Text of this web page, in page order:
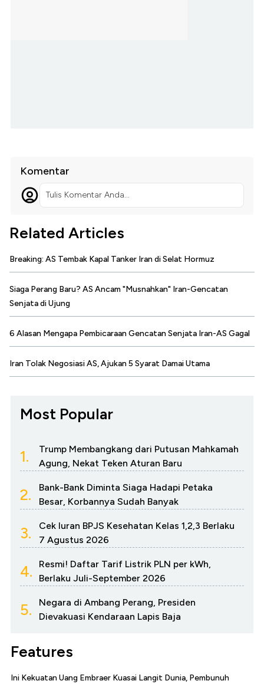
Komentar
Tulis Komentar Anda...
Related Articles
Breaking: AS Tembak Kapal Tanker Iran di Selat Hormuz
Siaga Perang Baru? AS Ancam "Musnahkan" Iran-Gencatan
Senjata di Ujung
6 Alasan Mengapa Pembicaraan Gencatan Senjata Iran-AS Gagal
Iran Tolak Negosiasi AS, Ajukan 5 Syarat Damai Utama
Most Popular
1.
Trump Membangkang dari Putusan Mahkamah
Agung, Nekat Teken Aturan Baru
2.
Bank-Bank Diminta Siaga Hadapi Petaka
Besar, Korbannya Sudah Banyak
3.
Cek Iuran BPJS Kesehatan Kelas 1,2,3 Berlaku
7 Agustus 2026
4.
Resmi! Daftar Tarif Listrik PLN per kWh,
Berlaku Juli-September 2026
5.
Negara di Ambang Perang, Presiden
Dievakuasi Kendaraan Lapis Baja
Features
Ini Kekuatan Uang Embraer Kuasai Langit Dunia, Pembunuh